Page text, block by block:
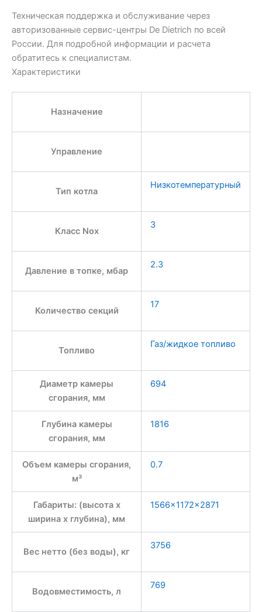
Техническая поддержка и обслуживание через
авторизованные сервис-центры De Dietrich по всей
России. Для подробной информации и расчета
обратитесь к специалистам.
Характеристики
Назначение
Управление
Тип котла
Низкотемпературный
Класс Nox
3
Давление в топке, мбар
2.3
Количество секций
17
Топливо
Газ/жидкое топливо
Диаметр камеры
сгорания, мм
694
Глубина камеры
сгорания, мм
1816
Объем камеры сгорания,
м³
0.7
Габариты: (высота x
ширина x глубина), мм
1566×1172×2871
Вес нетто (без воды), кг
3756
Водовместимость, л
769